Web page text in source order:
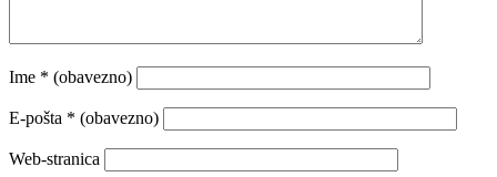
Ime * (obavezno)
E-pošta * (obavezno)
Web-stranica